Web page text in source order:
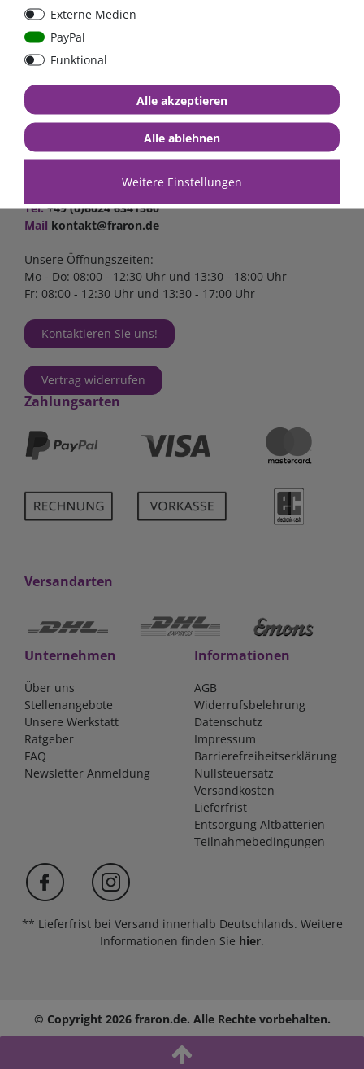
Kontakt
FraRon electronic GmbH
Industriestr. 2a
Tel.+49 (0)6024 6341560
Mail kontakt@fraron.de
Unsere Öffnungszeiten:
Mo - Do: 08:00 - 12:30 Uhr und 13:30 - 18:00 Uhr
Fr: 08:00 - 12:30 Uhr und 13:30 - 17:00 Uhr
Kontaktieren Sie uns!
Vertrag widerrufen
Zahlungsarten
Versandarten
Unternehmen
Über uns
Stellenangebote
Unsere Werkstatt
Ratgeber
FAQ
Newsletter Anmeldung
Informationen
AGB
Widerrufsbelehrung
Datenschutz
Impressum
Barrierefreiheitserklärung
Nullsteuersatz
Versandkosten
Lieferfrist
Entsorgung Altbatterien
Teilnahmebedingungen
** Lieferfrist bei Versand innerhalb Deutschlands. Weitere
Informationen finden Sie hier.
© Copyright 2026 fraron.de. Alle Rechte vorbehalten.
Externe Medien
PayPal
Funktional
Weitere Einstellungen
Alle akzeptieren
Alle ablehnen